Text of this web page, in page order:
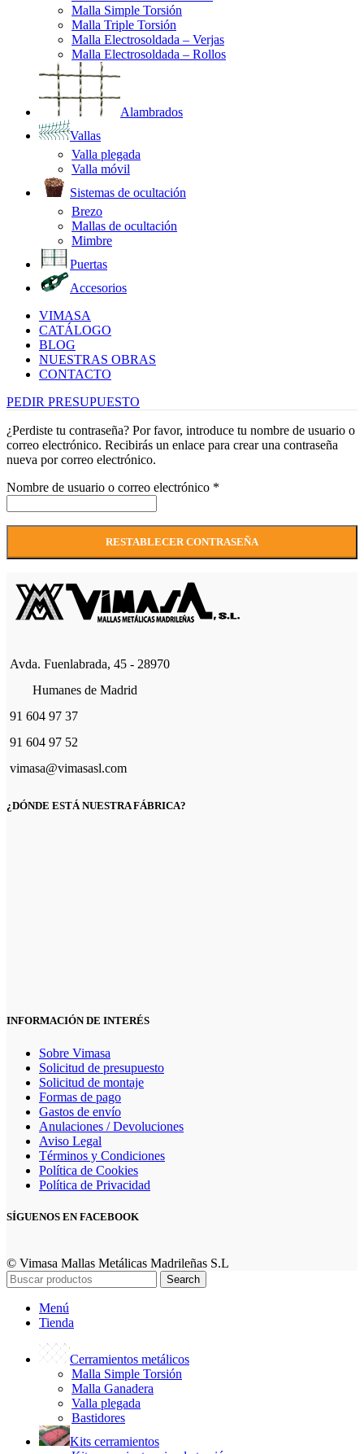
Malla Simple Torsión
Malla Triple Torsión
Malla Electrosoldada – Verjas
Malla Electrosoldada – Rollos
Alambrados
Vallas
Valla plegada
Valla móvil
Sistemas de ocultación
Brezo
Mallas de ocultación
Mimbre
Puertas
Accesorios
VIMASA
CATÁLOGO
BLOG
NUESTRAS OBRAS
CONTACTO
PEDIR PRESUPUESTO
¿Perdiste tu contraseña? Por favor, introduce tu nombre de usuario o
correo electrónico. Recibirás un enlace para crear una contraseña
nueva por correo electrónico.
Nombre de usuario o correo electrónico *
RESTABLECER CONTRASEÑA
Avda. Fuenlabrada, 45 - 28970
Humanes de Madrid
91 604 97 37
91 604 97 52
vimasa@vimasasl.com
¿DÓNDE ESTÁ NUESTRA FÁBRICA?
INFORMACIÓN DE INTERÉS
Sobre Vimasa
Solicitud de presupuesto
Solicitud de montaje
Formas de pago
Gastos de envío
Anulaciones / Devoluciones
Aviso Legal
Términos y Condiciones
Política de Cookies
Política de Privacidad
SÍGUENOS EN FACEBOOK
© Vimasa Mallas Metálicas Madrileñas S.L
Search
Menú
Tienda
Cerramientos metálicos
Malla Simple Torsión
Malla Ganadera
Valla plegada
Bastidores
Kits cerramientos